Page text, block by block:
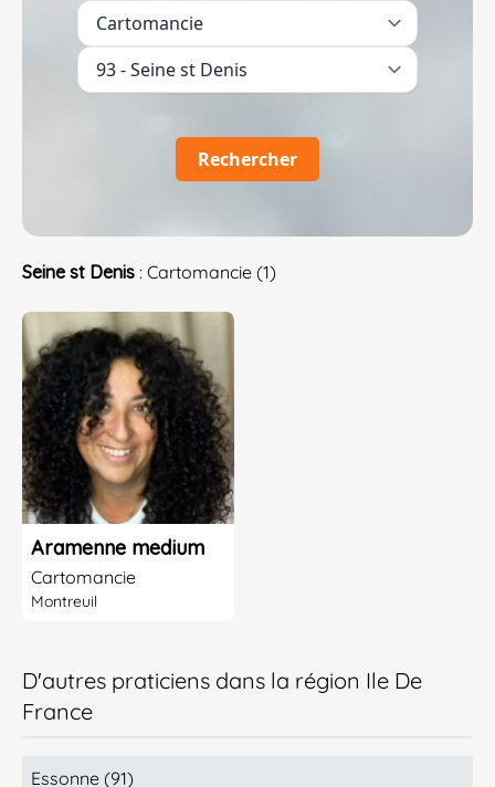
Rechercher
Seine st Denis : Cartomancie (1)
Aramenne medium
Cartomancie
Montreuil
D'autres praticiens dans la région Ile De
France
Essonne (91)